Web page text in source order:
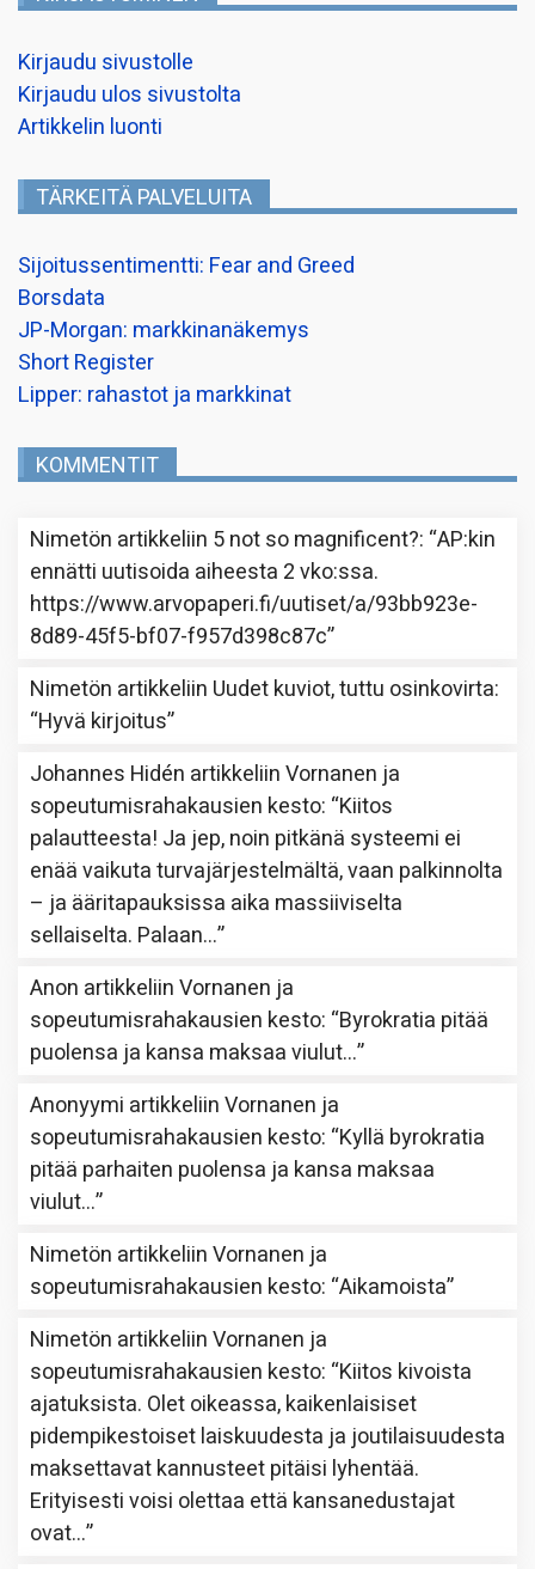
Kirjaudu sivustolle
Kirjaudu ulos sivustolta
Artikkelin luonti
TÄRKEITÄ PALVELUITA
Sijoitussentimentti: Fear and Greed
Borsdata
JP-Morgan: markkinanäkemys
Short Register
Lipper: rahastot ja markkinat
KOMMENTIT
Nimetön artikkeliin 5 not so magnificent?: “AP:kin
ennätti uutisoida aiheesta 2 vko:ssa.
https://www.arvopaperi.fi/uutiset/a/93bb923e-
8d89-45f5-bf07-f957d398c87c”
Nimetön artikkeliin Uudet kuviot, tuttu osinkovirta:
“Hyvä kirjoitus”
Johannes Hidén artikkeliinVornanen ja
sopeutumisrahakausien kesto: “Kiitos
palautteesta! Ja jep, noin pitkänä systeemi ei
enää vaikuta turvajärjestelmältä, vaan palkinnolta
– ja ääritapauksissa aika massiiviselta
sellaiselta. Palaan…”
Anon artikkeliinVornanen ja
sopeutumisrahakausien kesto: “Byrokratia pitää
puolensa ja kansa maksaa viulut…”
Anonyymi artikkeliinVornanen ja
sopeutumisrahakausien kesto: “Kyllä byrokratia
pitää parhaiten puolensa ja kansa maksaa
viulut…”
Nimetön artikkeliinVornanen ja
sopeutumisrahakausien kesto: “Aikamoista”
Nimetön artikkeliinVornanen ja
sopeutumisrahakausien kesto: “Kiitos kivoista
ajatuksista. Olet oikeassa, kaikenlaisiset
pidempikestoiset laiskuudesta ja joutilaisuudesta
maksettavat kannusteet pitäisi lyhentää.
Erityisesti voisi olettaa että kansanedustajat
ovat…”